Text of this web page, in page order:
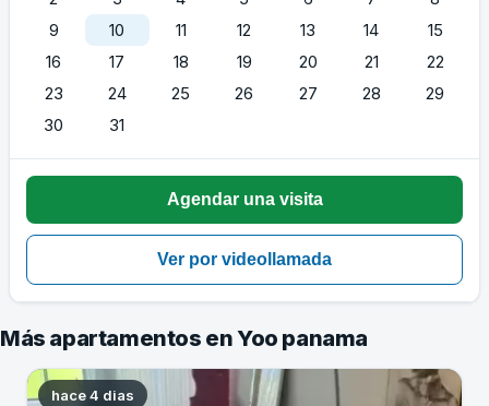
9
10 11 12 13 14
15
16
17 18 19 20 21
22
23
24 25 26 27 28
29
30
31
Más apartamentos en Yoo panama
hace 4 dias